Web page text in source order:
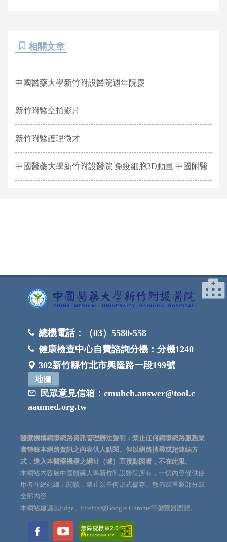
相關文章
中國醫藥大學新竹附設醫院週年院慶
新竹附醫空拍影片
新竹附醫護理徵才
中國醫藥大學新竹附設醫院 免疫細胞3D動畫 中國附醫
總機電話：
（03）5580-558
健康檢查中心自費諮詢分機： 分機1240
302新竹縣竹北市興隆路一段199號
地圖
民眾意見信箱： cmuhch.answer@tool.c
aaumed.org.tw
醫療機構網際網路資訊管理辦法聲明：禁止任何網際網路服務業
者轉錄本網路資訊之內容供人點閱。但以網路搜尋或超連結方
式，進入本醫療機構之網址（域）直接點閱者，不在此限。
本網站內容屬中國醫藥大學新竹附設醫院所有，一切內容僅供使
用者在網站線上閱讀，禁止以任何形式儲存、散佈或重製部分或
全部內容
本網站建議以Edge、Firefox或Google Chrome等瀏覽器瀏覽。